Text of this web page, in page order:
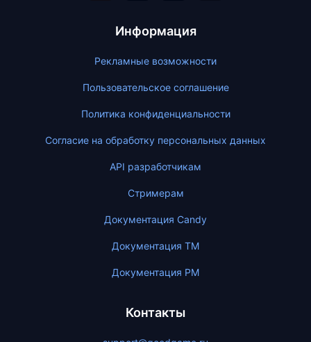
Информация
Рекламные возможности
Пользовательское соглашение
Политика конфиденциальности
Согласие на обработку персональных данных
API разработчикам
Стримерам
Документация Candy
Документация ТМ
Документация PM
Контакты